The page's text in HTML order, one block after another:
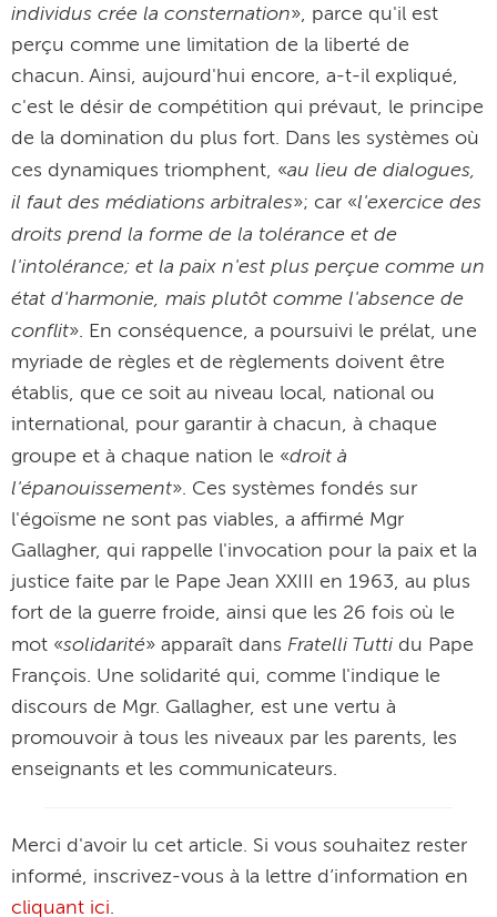
individus crée la consternation», parce qu'il est
perçu comme une limitation de la liberté de
chacun. Ainsi, aujourd'hui encore, a-t-il expliqué,
c'est le désir de compétition qui prévaut, le principe
de la domination du plus fort. Dans les systèmes où
ces dynamiques triomphent, «au lieu de dialogues,
il faut des médiations arbitrales»; car «l'exercice des
droits prend la forme de la tolérance et de
l'intolérance; et la paix n'est plus perçue comme un
état d'harmonie, mais plutôt comme l'absence de
conflit». En conséquence, a poursuivi le prélat, une
myriade de règles et de règlements doivent être
établis, que ce soit au niveau local, national ou
international, pour garantir à chacun, à chaque
groupe et à chaque nation le «droit à
l'épanouissement». Ces systèmes fondés sur
l'égoïsme ne sont pas viables, a affirmé Mgr
Gallagher, qui rappelle l'invocation pour la paix et la
justice faite par le Pape Jean XXIII en 1963, au plus
fort de la guerre froide, ainsi que les 26 fois où le
mot «solidarité» apparaît dans Fratelli Tutti du Pape
François. Une solidarité qui, comme l'indique le
discours de Mgr. Gallagher, est une vertu à
promouvoir à tous les niveaux par les parents, les
enseignants et les communicateurs.
Merci d'avoir lu cet article. Si vous souhaitez rester
informé, inscrivez-vous à la lettre d’information en
cliquant ici.